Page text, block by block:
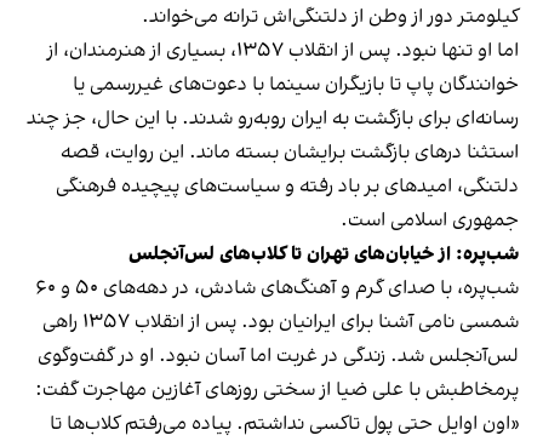
کیلومتر دور از وطن از دلتنگی‌اش ترانه می‌خواند.
اما او تنها نبود. پس از انقلاب ۱۳۵۷، بسیاری از هنرمندان، از
خوانندگان پاپ تا بازیگران سینما با دعوت‌های غیررسمی یا
رسانه‌ای برای بازگشت به ایران روبه‌رو شدند. با این حال، جز چند
استثنا درهای بازگشت برایشان بسته ماند. این روایت، قصه
دلتنگی، امیدهای بر باد رفته و سیاست‌های پیچیده فرهنگی
جمهوری اسلامی است.
شب‌پره: از خیابان‌های تهران تا کلاب‌های لس‌آنجلس
شب‌پره، با صدای گرم و آهنگ‌های شادش، در دهه‌های ۵۰ و ۶۰
شمسی نامی آشنا برای ایرانیان بود. پس از انقلاب ۱۳۵۷ راهی
لس‌آنجلس شد. زندگی در غربت اما آسان نبود. او در گفت‌وگوی
پرمخاطبش با علی ضیا از سختی روزهای آغازین مهاجرت گفت:
«اون اوایل حتی پول تاکسی نداشتم. پیاده می‌رفتم کلاب‌ها تا